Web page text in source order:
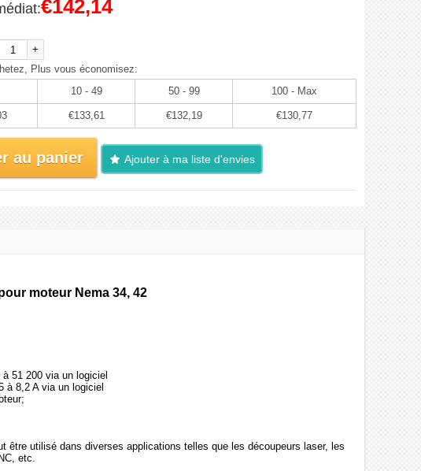
€142,14
+
Plus vous économisez:
10 - 49 50 - 99 100 - Max
€133,61 €132,19 €130,77
au panier Ajouter à ma liste d'envies
moteur Nema 34, 42
51 200 via un logiciel
à 8,2 A via un logiciel
utilisé dans diverses applications telles que les découpeurs laser, les
etc.